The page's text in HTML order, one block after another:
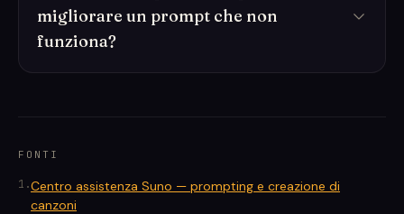
migliorare un prompt che non
funziona?
FONTI
1 .Centro assistenza Suno — prompting e creazione di
canzoni